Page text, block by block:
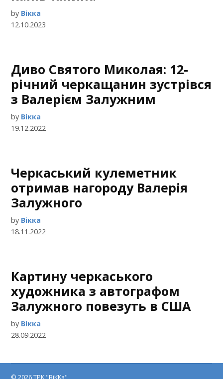
by Вікка
12.10.2023
Диво Святого Миколая: 12-
річний черкащанин зустрівся
з Валерієм Залужним
by Вікка
19.12.2022
Черкаський кулеметник
отримав нагороду Валерія
Залужного
by Вікка
18.11.2022
Картину черкаського
художника з автографом
Залужного повезуть в США
by Вікка
28.09.2022
© 2026 ТРК "ВіККа"